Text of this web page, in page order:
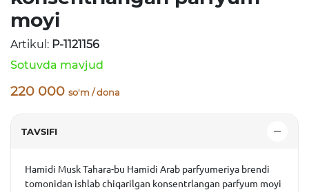
moyi
Artikul: P-1121156
Sotuvda mavjud
220 000 so'm / dona
TAVSIFI
Hamidi Musk Tahara-bu Hamidi Arab parfyumeriya brendi
tomonidan ishlab chiqarilgan konsentrlangan parfyum moyi